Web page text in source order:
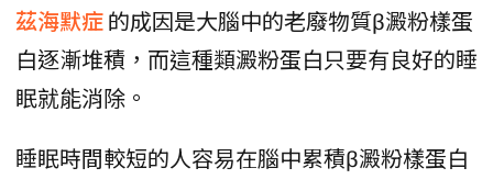
茲海默症的成因是大腦中的老廢物質β澱粉樣蛋
白逐漸堆積，而這種類澱粉蛋白只要有良好的睡
眠就能消除。
睡眠時間較短的人容易在腦中累積β澱粉樣蛋白